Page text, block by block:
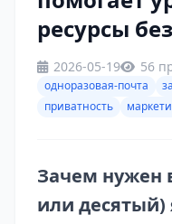
ресурсы
2026-05-19 56
одноразовая-почта
приватность
Зачем нужен
или